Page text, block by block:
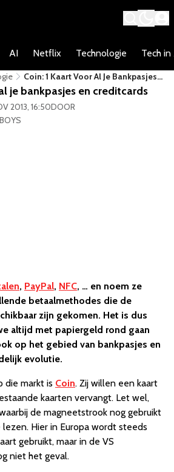
AI Netflix Technologie Tech in
Coin: 1 Kaart Voor Al Je Bankpasjes
En Creditcards
je bankpasjes en creditcards
2013, 16:50DOOR
, PayPal, NFC, … en noem ze
betaalmethodes die de
zijn gekomen. Het is dus
altijd met papiergeld rond gaan
op het gebied van bankpasjes en
evolutie.
die markt is Coin. Zij willen een kaart
kaarten vervangt. Let wel,
de magneetstrook nog gebruikt
Hier in Europa wordt steeds
gebruikt, maar in de VS
niet het geval.